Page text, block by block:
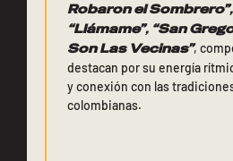
Robaron el Sombrero”,
“Llámame”, “San
Son Las Vecinas”,
destacan por su energía
y conexión con las
colombianas.